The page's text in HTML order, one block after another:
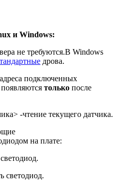
и Windows:
не требуются.В Windows
дрова.
подключенных
только после
-чтение текущего датчика.
на плате:
светодиод.